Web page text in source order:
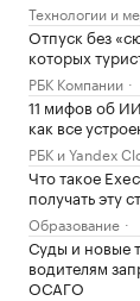
Технологии и
Отпуск без
которых
РБК Компании
11 мифов об
как все
РБК и Yandex
Что такое
получать эту
Образование
Суды и новые
водителям
ОСАГО